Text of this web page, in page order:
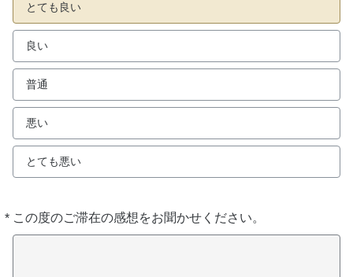
とても良い
良い
普通
悪い
とても悪い
* この度のご滞在の感想をお聞かせください。
必
須